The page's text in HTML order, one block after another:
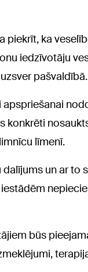
piekrīt, ka
iedzīvotāju
pašvaldībā.
konkrēti
līmenī.
un ar
būs